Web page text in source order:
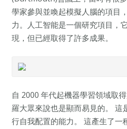
學家參與並喚起模擬人腦的項目
力。人工智能是一個研究項目，
現，但已經取得了許多成果。
自 2000 年代起機器學習領域取
羅大眾來說也是顯而易見的。 這
行自我配置的能力。 這產生了一